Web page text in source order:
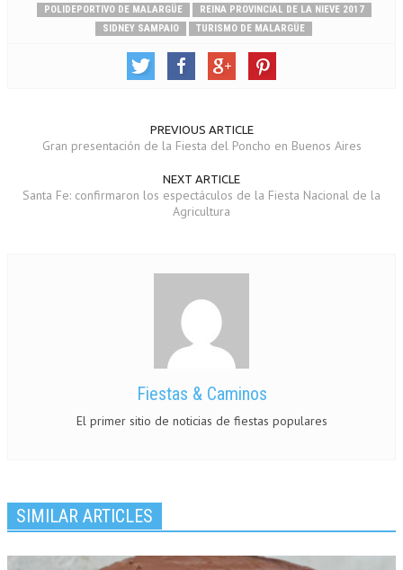
POLIDEPORTIVO DE MALARGÜE
REINA PROVINCIAL DE LA NIEVE 2017
SIDNEY SAMPAIO
TURISMO DE MALARGÜE
PREVIOUS ARTICLE
Gran presentación de la Fiesta del Poncho en Buenos Aires
NEXT ARTICLE
Santa Fe: confirmaron los espectáculos de la Fiesta Nacional de la
Agricultura
Fiestas & Caminos
El primer sitio de noticias de fiestas populares
SIMILAR ARTICLES